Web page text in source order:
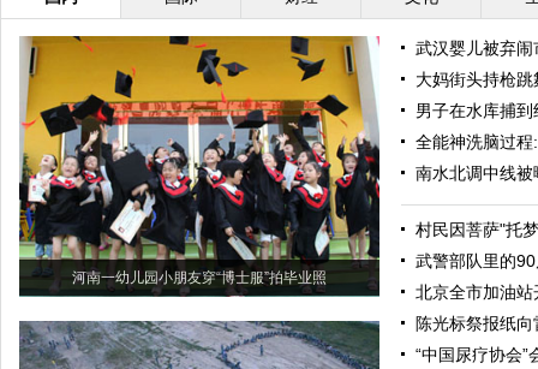
河南一幼儿园小朋友穿“博士服”拍毕业照
武汉婴儿被弃
大妈街头持枪跳
男子在水库捕
全能神洗脑过
南水北调中线
村民因菩萨"托
武警部队里的90
北京全市加油
陈光标祭报纸
“中国尿疗协会”